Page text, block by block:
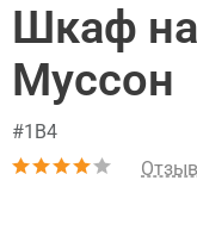
Шкаф
Муссон
#1В4